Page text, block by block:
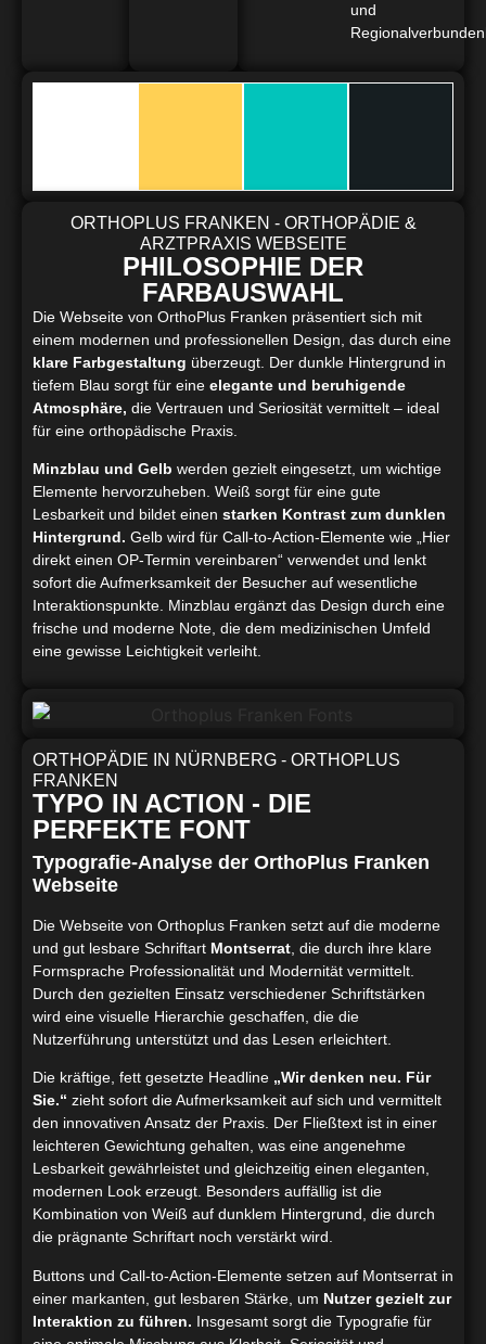
und
ORTHOPLUS FRANKEN - ORTHOPÄDIE &
ARZTPRAXIS WEBSEITE
PHILOSOPHIE DER
FARBAUSWAHL
Die Webseite von OrthoPlus Franken präsentiert sich mit
einem modernen und professionellen Design, das durch eine
klare Farbgestaltung überzeugt. Der dunkle Hintergrund in
tiefem Blau sorgt für eine elegante und beruhigende
Atmosphäre, die Vertrauen und Seriosität vermittelt – ideal
für eine orthopädische Praxis.
Minzblau und Gelb werden gezielt eingesetzt, um wichtige
Elemente hervorzuheben. Weiß sorgt für eine gute
Lesbarkeit und bildet einen starken Kontrast zum dunklen
Hintergrund. Gelb wird für Call-to-Action-Elemente wie „Hier
direkt einen OP-Termin vereinbaren“ verwendet und lenkt
sofort die Aufmerksamkeit der Besucher auf wesentliche
Interaktionspunkte. Minzblau ergänzt das Design durch eine
frische und moderne Note, die dem medizinischen Umfeld
eine gewisse Leichtigkeit verleiht.
ORTHOPÄDIE IN NÜRNBERG - ORTHOPLUS
FRANKEN
TYPO IN ACTION - DIE
PERFEKTE FONT
Typografie-Analyse der OrthoPlus Franken
Webseite
Die Webseite von Orthoplus Franken setzt auf die moderne
und gut lesbare Schriftart Montserrat , die durch ihre klare
Formsprache Professionalität und Modernität vermittelt.
Durch den gezielten Einsatz verschiedener Schriftstärken
wird eine visuelle Hierarchie geschaffen, die die
Nutzerführung unterstützt und das Lesen erleichtert.
Die kräftige, fett gesetzte Headline „Wir denken neu. Für
Sie.“ zieht sofort die Aufmerksamkeit auf sich und vermittelt
den innovativen Ansatz der Praxis. Der Fließtext ist in einer
leichteren Gewichtung gehalten, was eine angenehme
Lesbarkeit gewährleistet und gleichzeitig einen eleganten,
modernen Look erzeugt. Besonders auffällig ist die
Kombination von Weiß auf dunklem Hintergrund, die durch
die prägnante Schriftart noch verstärkt wird.
Buttons und Call-to-Action-Elemente setzen auf Montserrat in
einer markanten, gut lesbaren Stärke, um Nutzer gezielt zur
Interaktion zu führen. Insgesamt sorgt die Typografie für